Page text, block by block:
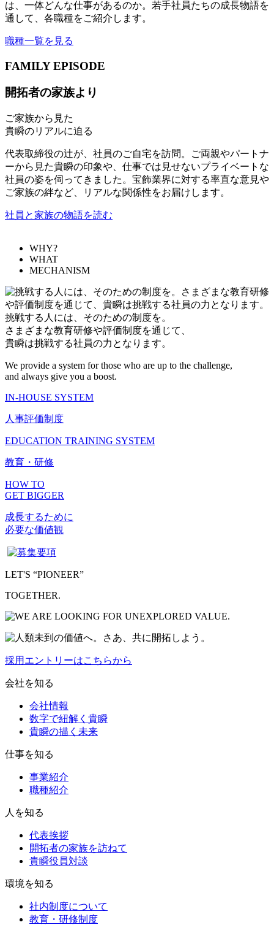
は、一体どんな仕事があるのか。若手社員たちの成長物語を
通して、各職種をご紹介します。
職種一覧を見る
FAMILY EPISODE
開拓者の家族より
ご家族から見た
貴瞬のリアルに迫る
代表取締役の辻が、社員のご自宅を訪問。ご両親やパートナ
ーから見た貴瞬の印象や、仕事では見せないプライベートな
社員の姿を伺ってきました。宝飾業界に対する率直な意見や
ご家族の絆など、リアルな関係性をお届けします。
社員と家族の物語を読む
WHY?
WHAT
MECHANISM
挑戦する人には、そのための制度を。
さまざまな教育研修や評価制度を通じて、
貴瞬は挑戦する社員の力となります。
We provide a system for those who are up to the challenge,
and always give you a boost.
IN-HOUSE SYSTEM
人事評価制度
EDUCATION TRAINING SYSTEM
教育・研修
HOW TO
GET BIGGER
成長するために
必要な価値観
LET'S “PIONEER”
TOGETHER.
採用エントリーはこちらから
会社を知る
会社情報
数字で紐解く貴瞬
貴瞬の描く未来
仕事を知る
事業紹介
職種紹介
人を知る
代表挨拶
開拓者の家族を訪ねて
貴瞬役員対談
環境を知る
社内制度について
教育・研修制度